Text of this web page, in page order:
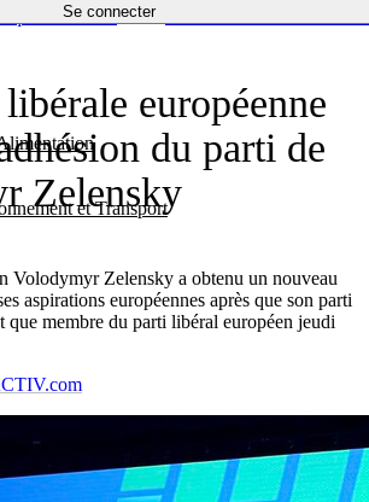
Se connecter
et Transport
Économie
européenne
du parti de
Zelensky
Volodymyr Zelensky a obtenu un nouveau
aspirations européennes après que son parti
que membre du parti libéral européen jeudi